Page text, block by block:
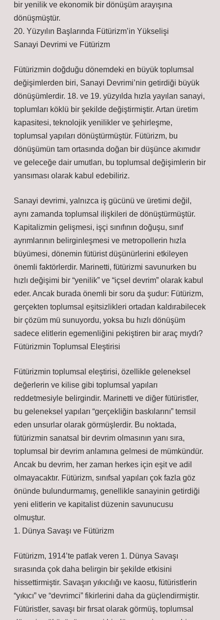
bir yenilik ve ekonomik bir dönüşüm arayışına
dönüşmüştür.
20. Yüzyılın Başlarında Fütürizm’in Yükselişi
Sanayi Devrimi ve Fütürizm
Fütürizmin doğduğu dönemdeki en büyük toplumsal
değişimlerden biri, Sanayi Devrimi’nin getirdiği büyük
dönüşümlerdir. 18. ve 19. yüzyılda hızla yayılan sanayi,
toplumları köklü bir şekilde değiştirmiştir. Artan üretim
kapasitesi, teknolojik yenilikler ve şehirleşme,
toplumsal yapıları dönüştürmüştür. Fütürizm, bu
dönüşümün tam ortasında doğan bir düşünce akımıdır
ve geleceğe dair umutları, bu toplumsal değişimlerin bir
yansıması olarak kabul edebiliriz.
Sanayi devrimi, yalnızca iş gücünü ve üretimi değil,
aynı zamanda toplumsal ilişkileri de dönüştürmüştür.
Kapitalizmin gelişmesi, işçi sınıfının doğuşu, sınıf
ayrımlarının belirginleşmesi ve metropollerin hızla
büyümesi, dönemin fütürist düşünürlerini etkileyen
önemli faktörlerdir. Marinetti, fütürizmi savunurken bu
hızlı değişimi bir “yenilik” ve “içsel devrim” olarak kabul
eder. Ancak burada önemli bir soru da şudur: Fütürizm,
gerçekten toplumsal eşitsizlikleri ortadan kaldırabilecek
bir çözüm mü sunuyordu, yoksa bu hızlı dönüşüm
sadece elitlerin egemenliğini pekiştiren bir araç mıydı?
Fütürizmin Toplumsal Eleştirisi
Fütürizmin toplumsal eleştirisi, özellikle geleneksel
değerlerin ve kilise gibi toplumsal yapıları
reddetmesiyle belirgindir. Marinetti ve diğer fütüristler,
bu geleneksel yapıları “gerçekliğin baskılarını” temsil
eden unsurlar olarak görmüşlerdir. Bu noktada,
fütürizmin sanatsal bir devrim olmasının yanı sıra,
toplumsal bir devrim anlamına gelmesi de mümkündür.
Ancak bu devrim, her zaman herkes için eşit ve adil
olmayacaktır. Fütürizm, sınıfsal yapıları çok fazla göz
önünde bulundurmamış, genellikle sanayinin getirdiği
yeni elitlerin ve kapitalist düzenin savunucusu
olmuştur.
1. Dünya Savaşı ve Fütürizm
Fütürizm, 1914’te patlak veren 1. Dünya Savaşı
sırasında çok daha belirgin bir şekilde etkisini
hissettirmiştir. Savaşın yıkıcılığı ve kaosu, fütüristlerin
“yıkıcı” ve “devrimci” fikirlerini daha da güçlendirmiştir.
Fütüristler, savaşı bir fırsat olarak görmüş, toplumsal